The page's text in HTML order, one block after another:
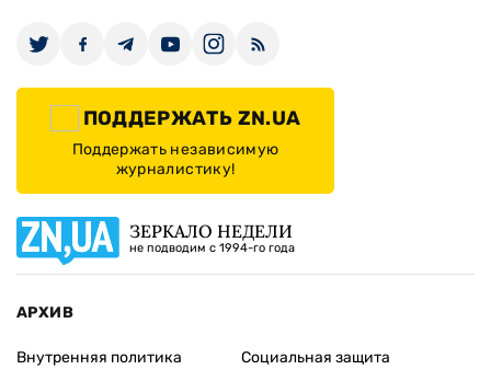
ПОДДЕРЖАТЬ ZN.UA
Поддержать независимую
журналистику!
ЗЕРКАЛО НЕДЕЛИ
не подводим с 1994-го года
АРХИВ
Внутренняя политика
Социальная защита